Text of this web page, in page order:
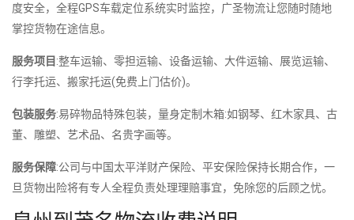
度安全，全程GPS车载定位系统实时监控，广圣物流让您随时随地
掌控货物在途信息。
服务项目 :整车运输、零担运输、设备运输、大件运输、展览运输、
行李托运、搬家托运(免费上门估价)。
包装服务:易碎物品特殊包装，量身定制木箱:如钢琴、红木家具、古
董、雕塑、艺术品、名贵字画等。
服务保障:公司与中国太平洋财产保险、平安保险保持长期合作，一
旦货物出险将有专人全程负责处理理赔事宜，免除您的后顾之忧。